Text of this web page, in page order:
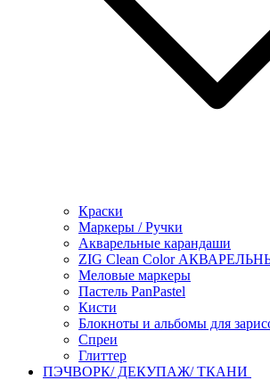
Краски
Маркеры / Ручки
Акварельные карандаши
ZIG Clean Color
Меловые маркеры
Пастель PanPastel
Кисти
Блокноты и альбомы для
Спреи
Глиттер
ПЭЧВОРК/ ДЕКУПАЖ/ ТКАНИ